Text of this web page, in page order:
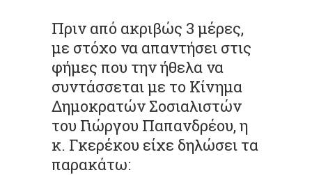
Πριν από ακριβώς 3 μέρες,
με στόχο να απαντήσει στις
φήμες που την ήθελα να
συντάσσεται με το Κίνημα
Δημοκρατών Σοσιαλιστών
του Γιώργου Παπανδρέου, η
κ. Γκερέκου είχε δηλώσει τα
παρακάτω: